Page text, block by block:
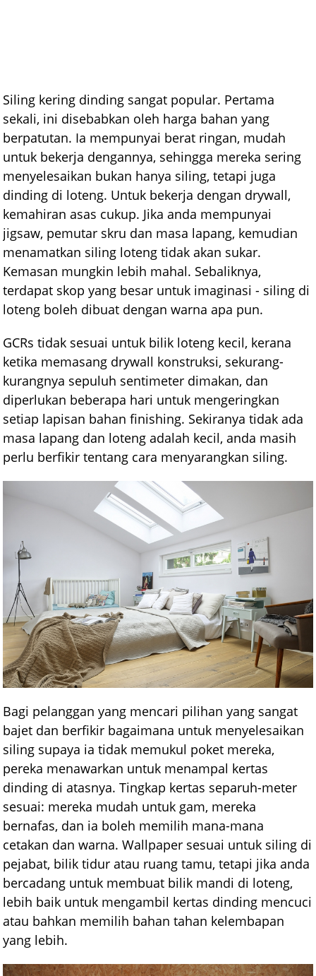
Siling kering dinding sangat popular. Pertama
sekali, ini disebabkan oleh harga bahan yang
berpatutan. Ia mempunyai berat ringan, mudah
untuk bekerja dengannya, sehingga mereka sering
menyelesaikan bukan hanya siling, tetapi juga
dinding di loteng. Untuk bekerja dengan drywall,
kemahiran asas cukup. Jika anda mempunyai
jigsaw, pemutar skru dan masa lapang, kemudian
menamatkan siling loteng tidak akan sukar.
Kemasan mungkin lebih mahal. Sebaliknya,
terdapat skop yang besar untuk imaginasi - siling di
loteng boleh dibuat dengan warna apa pun.
GCRs tidak sesuai untuk bilik loteng kecil, kerana
ketika memasang drywall konstruksi, sekurang-
kurangnya sepuluh sentimeter dimakan, dan
diperlukan beberapa hari untuk mengeringkan
setiap lapisan bahan finishing. Sekiranya tidak ada
masa lapang dan loteng adalah kecil, anda masih
perlu berfikir tentang cara menyarangkan siling.
Bagi pelanggan yang mencari pilihan yang sangat
bajet dan berfikir bagaimana untuk menyelesaikan
siling supaya ia tidak memukul poket mereka,
pereka menawarkan untuk menampal kertas
dinding di atasnya. Tingkap kertas separuh-meter
sesuai: mereka mudah untuk gam, mereka
bernafas, dan ia boleh memilih mana-mana
cetakan dan warna. Wallpaper sesuai untuk siling di
pejabat, bilik tidur atau ruang tamu, tetapi jika anda
bercadang untuk membuat bilik mandi di loteng,
lebih baik untuk mengambil kertas dinding mencuci
atau bahkan memilih bahan tahan kelembapan
yang lebih.